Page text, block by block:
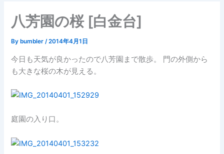
八芳園の桜 [白金台]
By bumbler/2014年4月1日
今日も天気が良かったので八芳園まで散歩。 門の外側から
も大きな桜の木が見える。
庭園の入り口。